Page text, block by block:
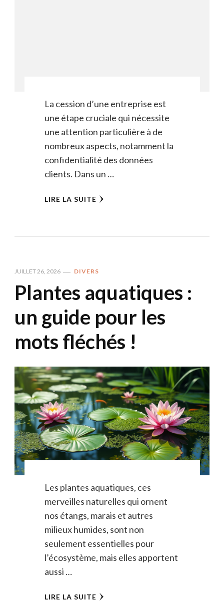
La cession d’une entreprise est
une étape cruciale qui nécessite
une attention particulière à de
nombreux aspects, notamment la
confidentialité des données
clients. Dans un …
LIRE LA SUITE
JUILLET 26, 2026 DIVERS
Plantes aquatiques :
un guide pour les
mots fléchés !
Les plantes aquatiques, ces
merveilles naturelles qui ornent
nos étangs, marais et autres
milieux humides, sont non
seulement essentielles pour
l’écosystème, mais elles apportent
aussi …
LIRE LA SUITE